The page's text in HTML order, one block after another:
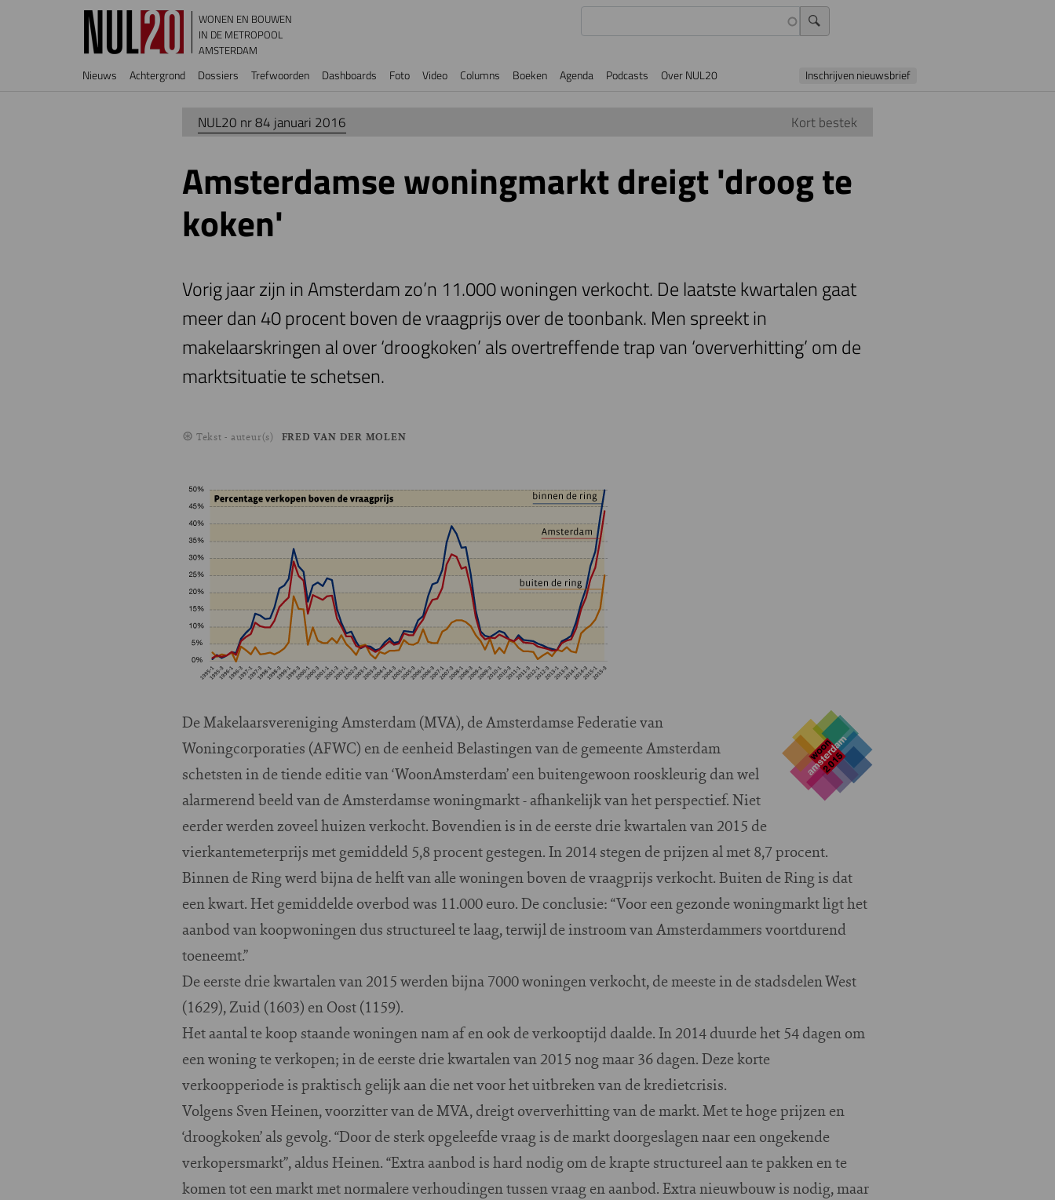
Overslaan en naar de inhoud gaan
WONEN EN BOUWEN
IN DE METROPOOL
AMSTERDAM
Hoofdnavigatie
Nieuws Achtergrond Dossiers Trefwoorden Dashboards Foto Video Columns Boeken Agenda Podcasts Over NUL20 Inschrijven nieuwsbrief
NUL20 nr 84 januari 2016 Kort bestek
Amsterdamse woningmarkt dreigt 'droog te
koken'
Vorig jaar zijn in Amsterdam zo’n 11.000 woningen verkocht. De laatste kwartalen gaat
meer dan 40 procent boven de vraagprijs over de toonbank. Men spreekt in
makelaarskringen al over ‘droogkoken’ als overtreffende trap van ‘oververhitting’ om de
marktsituatie te schetsen.
Tekst - auteur(s) FRED VAN DER MOLEN
De Makelaarsvereniging Amsterdam (MVA), de Amsterdamse Federatie van
Woningcorporaties (AFWC) en de eenheid Belastingen van de gemeente Amsterdam
schetsten in de tiende editie van ‘WoonAmsterdam’ een buitengewoon rooskleurig dan wel
alarmerend beeld van de Amsterdamse woningmarkt - afhankelijk van het perspectief. Niet
eerder werden zoveel huizen verkocht. Bovendien is in de eerste drie kwartalen van 2015 de
vierkantemeterprijs met gemiddeld 5,8 procent gestegen. In 2014 stegen de prijzen al met 8,7 procent.
Binnen de Ring werd bijna de helft van alle woningen boven de vraagprijs verkocht. Buiten de Ring is dat
een kwart. Het gemiddelde overbod was 11.000 euro. De conclusie: “Voor een gezonde woningmarkt ligt het
aanbod van koopwoningen dus structureel te laag, terwijl de instroom van Amsterdammers voortdurend
toeneemt.”
De eerste drie kwartalen van 2015 werden bijna 7000 woningen verkocht, de meeste in de stadsdelen West
(1629), Zuid (1603) en Oost (1159).
Het aantal te koop staande woningen nam af en ook de verkooptijd daalde. In 2014 duurde het 54 dagen om
een woning te verkopen; in de eerste drie kwartalen van 2015 nog maar 36 dagen. Deze korte
verkoopperiode is praktisch gelijk aan die net voor het uitbreken van de kredietcrisis.
Volgens Sven Heinen, voorzitter van de MVA, dreigt oververhitting van de markt. Met te hoge prijzen en
‘droogkoken’ als gevolg. “Door de sterk opgeleefde vraag is de markt doorgeslagen naar een ongekende
verkopersmarkt”, aldus Heinen. “Extra aanbod is hard nodig om de krapte structureel aan te pakken en te
komen tot een markt met normalere verhoudingen tussen vraag en aanbod. Extra nieuwbouw is nodig, maar